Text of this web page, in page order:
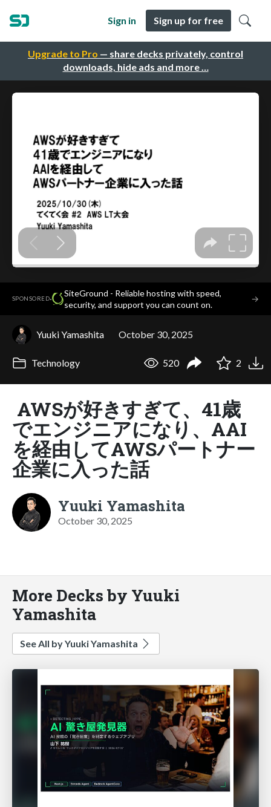
Upgrade to Pro — share decks privately, control
downloads, hide ads and more …
Sign in Sign up for free
SPONSORED·
SiteGround - Reliable hosting with speed,
security, and support you can count on.
→
Yuuki Yamashita October 30, 2025
Technology 520 2
AWSが好きすぎて、41歳
でエンジニアになり、AAI
を経由してAWSパートナー
企業に入った話
Yuuki Yamashita
October 30, 2025
More Decks by Yuuki
Yamashita
See All by Yuuki Yamashita